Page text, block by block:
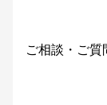
ご相談・ご